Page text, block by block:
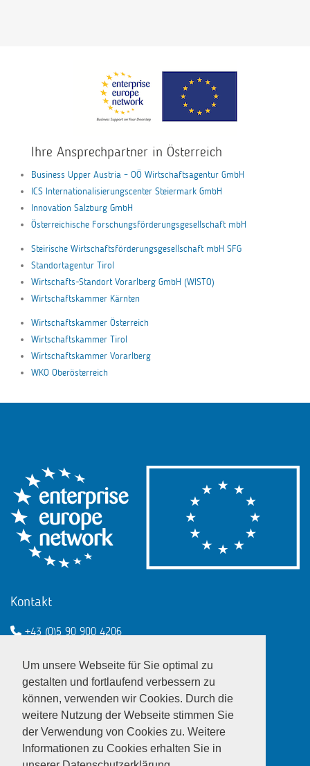
Um unsere Webseite für Sie optimal zu
gestalten und fortlaufend verbessern zu
können, verwenden wir Cookies. Durch die
weitere Nutzung der Webseite stimmen Sie
der Verwendung von Cookies zu. Weitere
Informationen zu Cookies erhalten Sie in
Ihre Ansprechpartner in Österreich
Business Upper Austria – OÖ Wirtschaftsagentur GmbH
ICS Internationalisierungscenter Steiermark GmbH
Innovation Salzburg GmbH
Österreichische Forschungsförderungsgesellschaft mbH
Steirische Wirtschaftsförderungsgesellschaft mbH SFG
Standortagentur Tirol
Wirtschafts-Standort Vorarlberg GmbH (WISTO)
Wirtschaftskammer Kärnten
Wirtschaftskammer Österreich
Wirtschaftskammer Tirol
Wirtschaftskammer Vorarlberg
WKO Oberösterreich
Kontakt
+43 (0)5 90 900 4206
Enterprise Europe Network - EU
LinkedInTwitterYoutubeFacebook